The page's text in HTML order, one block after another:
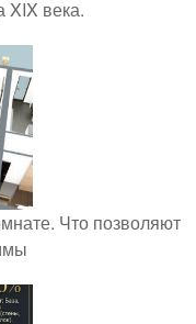
XIX века.
Что позволяют